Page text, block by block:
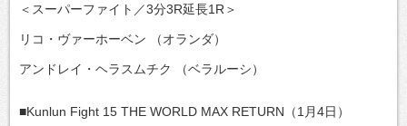
＜スーパーファイト／3分3R延長1R＞
リコ・ヴァーホーベン （オランダ）
アンドレイ・ヘラスムチク （ベラルーシ）
■Kunlun Fight 15 THE WORLD MAX RETURN（1月4日）